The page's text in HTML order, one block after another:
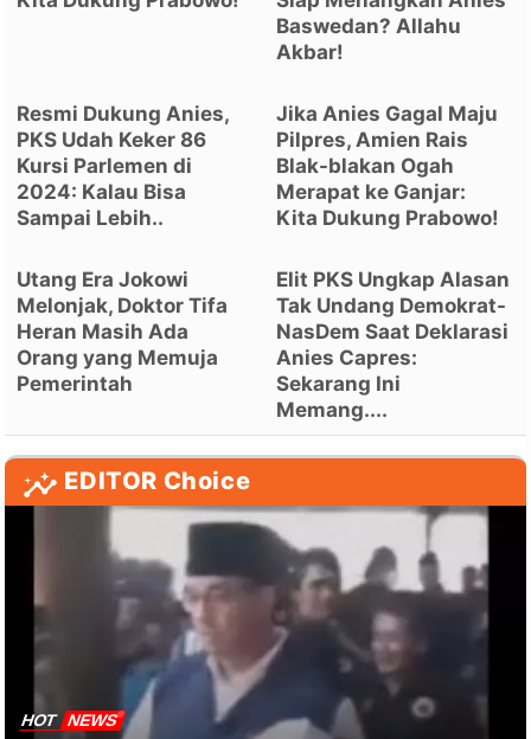
Baswedan? Allahu
Akbar!
Resmi Dukung Anies,
PKS Udah Keker 86
Kursi Parlemen di
2024: Kalau Bisa
Sampai Lebih..
Jika Anies Gagal Maju
Pilpres, Amien Rais
Blak-blakan Ogah
Merapat ke Ganjar:
Kita Dukung Prabowo!
Utang Era Jokowi
Melonjak, Doktor Tifa
Heran Masih Ada
Orang yang Memuja
Pemerintah
Elit PKS Ungkap Alasan
Tak Undang Demokrat-
NasDem Saat Deklarasi
Anies Capres:
Sekarang Ini
Memang....
EDITOR Choice
HOT NEWS